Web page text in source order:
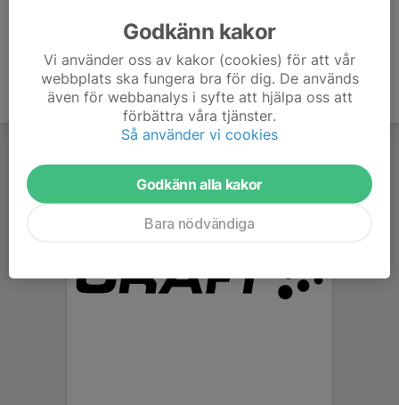
Godkänn kakor
Vi använder oss av kakor (cookies) för att vår
webbplats ska fungera bra för dig. De används
även för webbanalys i syfte att hjälpa oss att
förbättra våra tjänster.
Så använder vi cookies
Godkänn alla kakor
Bara nödvändiga